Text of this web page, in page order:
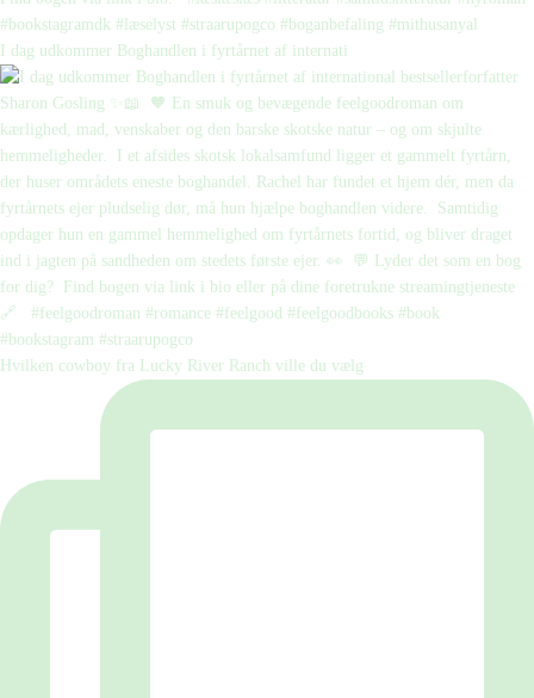
I dag udkommer Boghandlen i fyrtårnet af internati
Hvilken cowboy fra Lucky River Ranch ville du vælg